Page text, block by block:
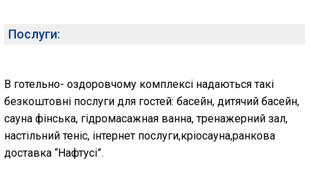
Послуги:
В готельно- оздоровчому комплексі надаються такі
безкоштовні послуги для гостей: басейн, дитячий басейн,
сауна фінська, гідромасажная ванна, тренажерний зал,
настільний теніс, інтернет послуги,кріосауна,ранкова
доставка “Нафтусі”.